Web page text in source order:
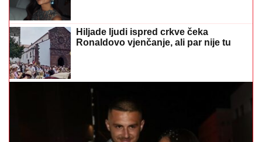
Hiljade ljudi ispred crkve čeka
Ronaldovo vjenčanje, ali par nije tu